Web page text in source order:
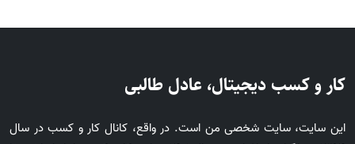
کار و کسب دیجیتال، عادل طالبی
این سایت، سایت شخصی من است. در واقع، کانال کار و کسب در سال